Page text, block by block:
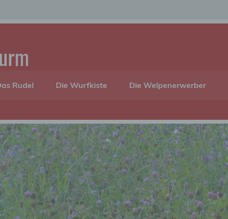
Rudel Die Wurfkiste Die Welpenerwerber